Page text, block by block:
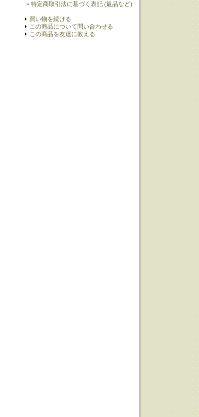
» 特定商取引法に基づく表記 (返品など)
買い物を続ける
この商品について問い合わせる
この商品を友達に教える